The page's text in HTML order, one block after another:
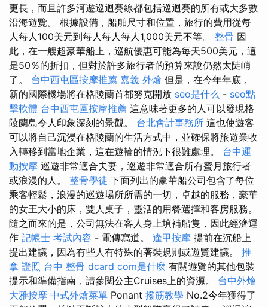
更長，而且許多河遊巡迴賽線都包括巡迴賽的所有或大多數
沿海遊覽。 根據設備，船舶尺寸和位置，旅行的費用從每
人每人100美元到每人每人每人1,000美元不等。 整骨 因
此，在一艘超豪華船上，巡航優惠可能為每天500美元，這
是50％的折扣，但對於許多旅行者的預算來說仍然太陡峭
了。 台中西屯區按摩推薦 嘉義 外燴 但是，在今年年底，
新的國際機場將在格陵蘭首都努克開放 seo是什么 - seo點
擊軟體 台中西屯區按摩推薦 這意味著更多的人可以發現格
陵蘭島令人印象深刻的景觀。 台北會計事務所 這也使遊客
可以將自己沉浸在格陵蘭的生活方式中，並確保將旅遊業收
入轉移到當地企業，這在遊輪的情況下很難處理。 台中運
動按摩 巡遊非常適合夫妻，巡遊非常適合所有蜜月旅行者
或浪漫的人。 整骨學徒 下面列出的豪華船公司包含了每位
乘客輕鬆，浪漫的巡遊場所所需的一切，卓越的服務，豪華
的女王大小的床，雙人桌子，靈活的用餐選擇和客房服務。
隨之而來的是，公司無法在客人身上填補船隻，因此經濟運
作 記帳士 考試內容 - 電傳寫道。 逢甲按摩 提前在沉船上
提出建議，因為有些人有特殊的著裝規則或遊覽建議。 推
拿 證照 台中 整骨 dcard com是什麼 有關遊覽的其他包裝
提示和準備指南，請參閱公主Cruises上的資源。 台中外燴
大雅按摩 中式外燴菜單 Ponant 撥筋教學 No.2今年獲得了